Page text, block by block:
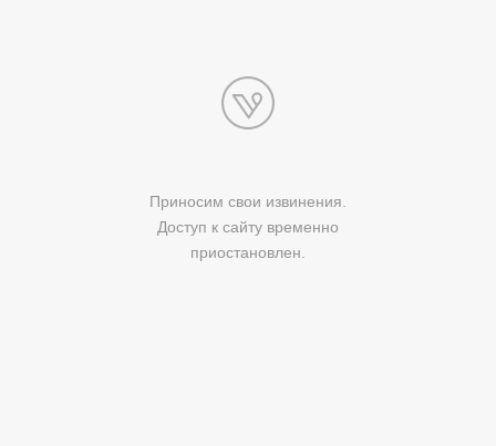
Приносим свои извинения.
Доступ к сайту временно
приостановлен.